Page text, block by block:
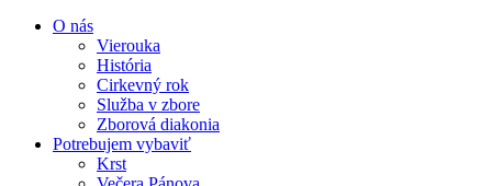
O nás
Vierouka
História
Cirkevný rok
Služba v zbore
Zborová diakonia
Potrebujem vybaviť
Krst